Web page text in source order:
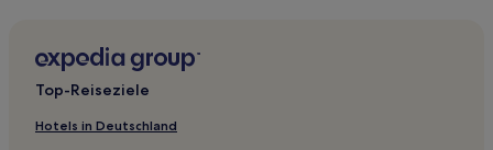
Hotels nahe Ponte Internacional da Amizade
Top-Reiseziele
Hotels in Deutschland